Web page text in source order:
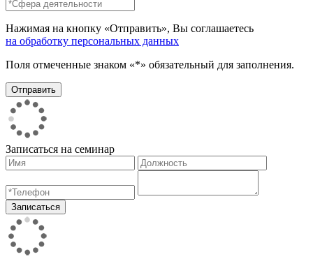
Нажимая на кнопку «Отправить», Вы соглашаетесь
на обработку персональных данных
Поля отмеченные знаком «*» обязательный для заполнения.
Записаться на семинар